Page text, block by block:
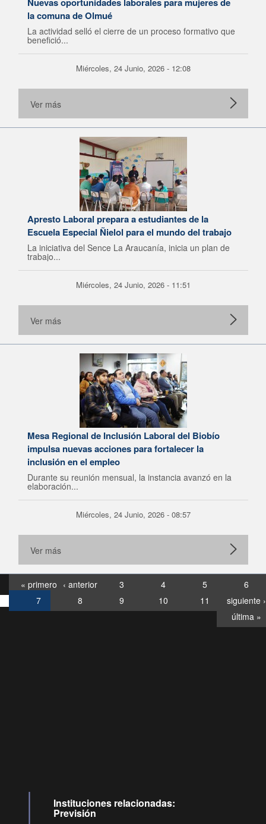
la comuna de Olmué
La actividad selló el cierre de un proceso formativo que
benefició...
Miércoles, 24 Junio, 2026 - 12:08
Ver más
Apresto Laboral prepara a estudiantes de la
Escuela Especial Ñielol para el mundo del trabajo
La iniciativa del Sence La Araucanía, inicia un plan de
trabajo...
Miércoles, 24 Junio, 2026 - 11:51
Ver más
Mesa Regional de Inclusión Laboral del Biobío
impulsa nuevas acciones para fortalecer la
inclusión en el empleo
Durante su reunión mensual, la instancia avanzó en la
elaboración...
Miércoles, 24 Junio, 2026 - 08:57
Ver más
« primero ‹ anterior 3 4 5
6
7
8 9 10 11
siguiente ›
última »
Instituciones relacionadas:
Previsión